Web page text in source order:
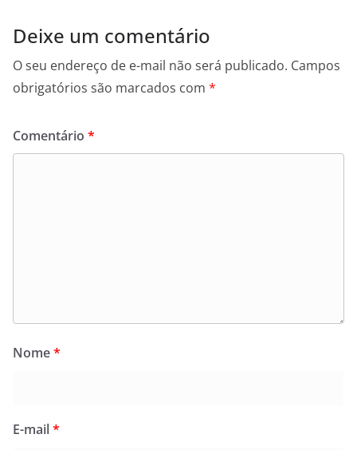
Deixe um comentário
O seu endereço de e-mail não será publicado. Campos
obrigatórios são marcados com *
Comentário *
Nome*
E-mail*